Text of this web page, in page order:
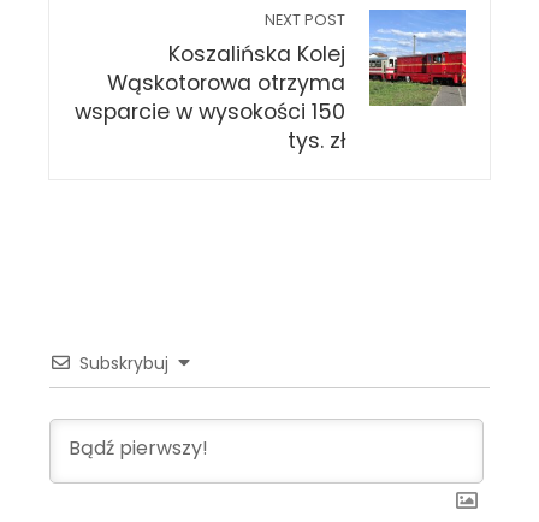
NEXT POST
Koszalińska Kolej
Wąskotorowa otrzyma
wsparcie w wysokości 150
tys. zł
Subskrybuj